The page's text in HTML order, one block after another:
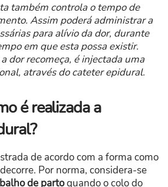
também controla o tempo de
Assim poderá administrar a
para alívio da dor, durante
em que esta possa existir.
dor recomeça, é injectada uma
através do cateter epidural.
é realizada a
de acordo com a forma como
Por norma, considera-se
de partoquando o colo do